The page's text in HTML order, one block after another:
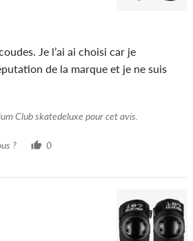
voir grâce à l'encoche verte à côté
vérifié". Pour ces personnes,
de leurs commandes. Pour les
nous ne pouvons pas garantir que la
Je l’ai ai choisi car je
de la marque et je ne suis
Club skatedeluxe pour cet avis.
? 0